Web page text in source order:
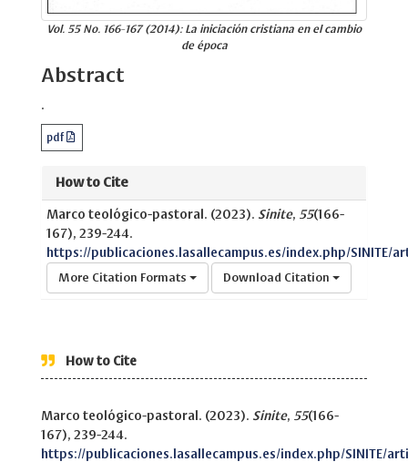
Vol. 55 No. 166-167 (2014): La iniciación cristiana en el cambio
de época
Abstract
.
pdf
How to Cite
Marco teológico-pastoral. (2023). Sinite, 55(166-
167), 239-244.
https://publicaciones.lasallecampus.es/index.php/SINITE/
More Citation Formats Download Citation
How to Cite
Marco teológico-pastoral. (2023). Sinite, 55(166-
167), 239-244.
https://publicaciones.lasallecampus.es/index.php/SINITE/